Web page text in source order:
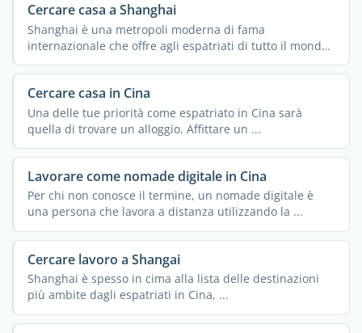
Cercare casa a Shanghai
Shanghai è una metropoli moderna di fama
internazionale che offre agli espatriati di tutto il mondo
un ...
Cercare casa in Cina
Una delle tue priorità come espatriato in Cina sarà
quella di trovare un alloggio. Affittare un ...
Lavorare come nomade digitale in Cina
Per chi non conosce il termine, un nomade digitale è
una persona che lavora a distanza utilizzando la ...
Cercare lavoro a Shangai
Shanghai è spesso in cima alla lista delle destinazioni
più ambite dagli espatriati in Cina, ...